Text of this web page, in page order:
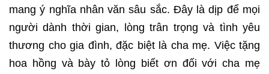
mang ý nghĩa nhân văn sâu sắc. Đây là dịp để mọi
người dành thời gian, lòng trân trọng và tình yêu
thương cho gia đình, đặc biệt là cha mẹ. Việc tặng
hoa hồng và bày tỏ lòng biết ơn đối với cha mẹ